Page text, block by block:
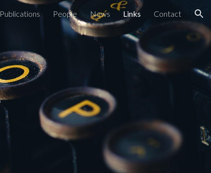
Publications People News Links Contact